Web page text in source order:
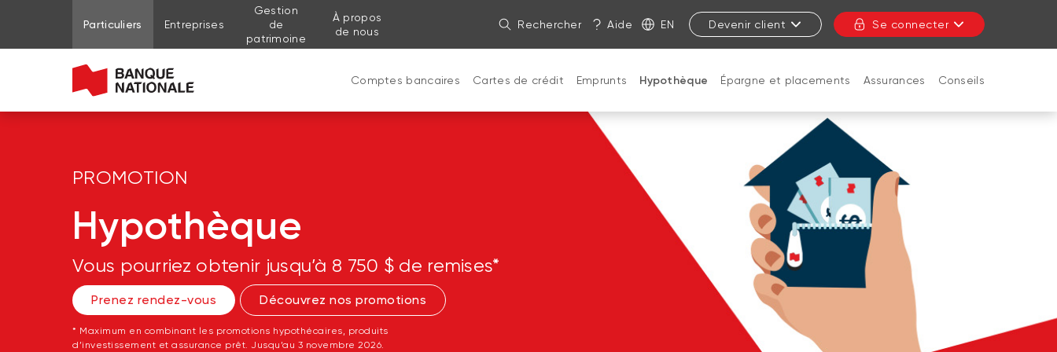
Aller au contenu de la page
Aller au menu principal
Me connecter à mon compte
Particuliers Entreprises
Gestion
de
patrimoine
À propos
de nous
Rechercher Aide EN Devenir client Se connecter
Comptes bancaires Cartes de crédit Emprunts Hypothèque Épargne et placements Assurances Conseils
PROMOTION
Hypothèque
Vous pourriez obtenir jusqu’à 8 750 $ de remises*
Prenez rendez-vous Découvrez nos promotions
* Maximum en combinant les promotions hypothécaires, produits
d’investissement et assurance prêt. Jusqu’au 3 novembre 2026.